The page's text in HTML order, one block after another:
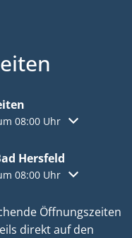
oder Schließzeiten
08:00 Uhr
Hersfeld
oder Schließzeiten
08:00 Uhr
Öffnungszeiten
direkt auf den